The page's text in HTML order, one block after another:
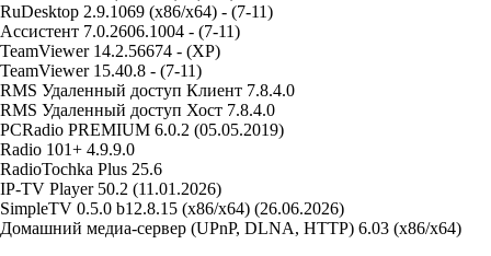
RuDesktop 2.9.1069 (x86/x64) - (7-11)
Ассистент 7.0.2606.1004 - (7-11)
TeamViewer 14.2.56674 - (XP)
TeamViewer 15.40.8 - (7-11)
RMS Удаленный доступ Клиент 7.8.4.0
RMS Удаленный доступ Хост 7.8.4.0
PCRadio PREMIUM 6.0.2 (05.05.2019)
Radio 101+ 4.9.9.0
RadioTochka Plus 25.6
IP-TV Player 50.2 (11.01.2026)
SimpleTV 0.5.0 b12.8.15 (x86/x64) (26.06.2026)
Домашний медиа-сервер (UPnP, DLNA, HTTP) 6.03 (x86/x64)